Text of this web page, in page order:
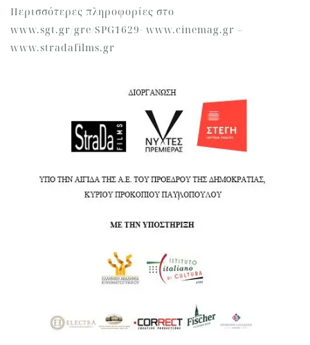
Περισσότερες πληροφορίες στο
www.sgt.gr/gre/SPG1629- www.cinemag.gr –
www.stradafilms.gr